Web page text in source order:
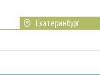
Екатеринбург